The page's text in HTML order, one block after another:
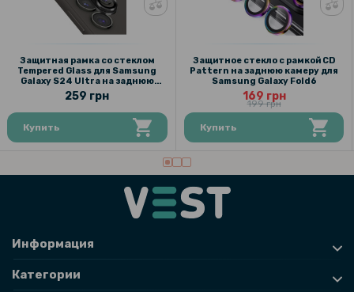
Защитная рамка со стеклом
Tempered Glass для Samsung
Galaxy S24 Ultra на заднюю
камеру
259 грн
Купить
Защитное стекло с рамкой CD
Pattern на заднюю камеру для
Samsung Galaxy Fold6
169 грн
199 грн
Купить
Информация
Категории